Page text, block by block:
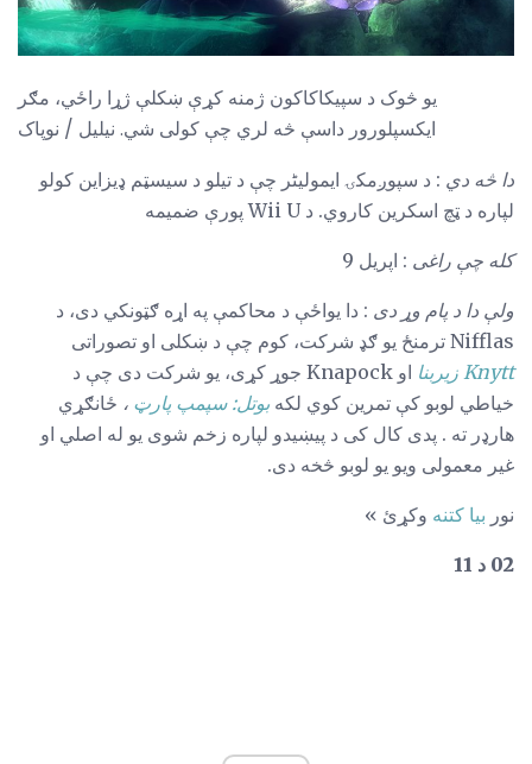
یو څوک د سپیکاکاکون ژمنه کړې ښکلې ژړا راځي، مګر
ایکسپلورور داسې څه لري چې کولی شي. نیلیل / نوپاک
دا څه دي : د سپوږمکۍ ایمولیٹر چې د تیلو د سیسټم ډیزاین کولو
لپاره د ټچ اسکرین کاروي. د Wii U پورې ضمیمه
کله چې راغی : اپریل 9
ولې دا د پام وړ دی : دا یواځې د محاکمې په اړه ګټونکي دی، د
Nifflas ترمنځ یو ګډ شرکت، کوم چې د ښکلی او تصوراتی
Knytt زیربنا
او Knapock جوړ کړی، یو شرکت دی چې د
خیاطي لوبو کې تمرین کوي ​​لکه بوتل: سپمپ پارټ ، ځانګړي
هارډر ته . پدی کال کی د پیښیدو لپاره زخم شوی یو له اصلي او
غیر معمولی ویو یو لوبو څخه دی.
نور بیا کتنه وکړئ »
02 د 11